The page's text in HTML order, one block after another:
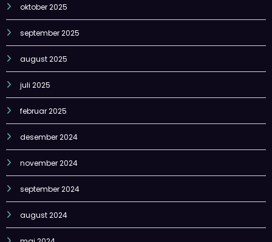
oktober 2025
september 2025
august 2025
juli 2025
februar 2025
desember 2024
november 2024
september 2024
august 2024